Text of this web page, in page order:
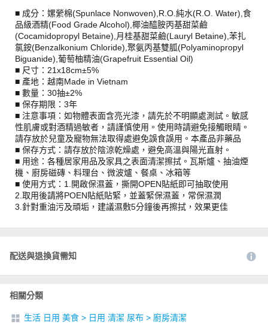
■ 成分：嫘縈棉(Spunlace Nonwoven),R.O.純水(R.O. Water),食
品級酒精(Food Grade Alcohol),椰油醯胺丙基甜菜鹼
(Cocamidopropyl Betaine),月桂基甜菜鹼(Lauryl Betaine),苯扎
氯銨(Benzalkonium Chloride),聚氨丙基雙胍(Polyaminopropyl
Biguanide),葡萄柚精油(Grapefruit Essential Oil)
■ 尺寸：21x18cm±5%
■ 產地：越南Made in Vietnam
■ 數量：30抽±2%
■ 保存期限：3年
■ 注意事項：如物體表面含亮光漆，請先於不明顯處測試。敏感
性肌膚或對酒精過敏者，請謹慎使用。使用時請避免接觸眼睛。
請存放於兒童及寵物無法取得處避免誤食誤用。本產品非藥品
■ 保存方式：請存放於陰涼乾燥處，避免高溫與陽光直射。
■ 用途：各種居家用品及家具之表面清潔擦拭。瓦斯爐、抽油煙
機、廚房磁磚、料理台、微波爐、餐桌、冰箱等
■ 使用方式：1.開啟保濕蓋，撕開OPEN貼紙即可抽取使用
2.取用後請將POEN貼紙貼緊，並蓋緊保濕蓋，常保濕潤
3.針對重油污及頑垢，建議濕敷5分鐘後再擦拭，效果更佳
配送與退換貨需知
相關分類
生活 日用 美食 > 日用 清潔 尿布 > 廚房清潔